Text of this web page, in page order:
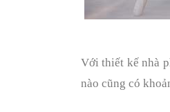
Với thiết kế nhà
nào cũng có